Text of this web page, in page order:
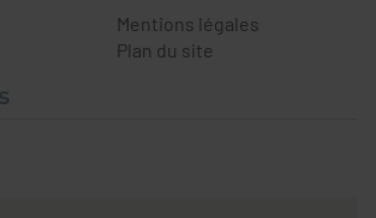
Mentions légales
Plan du site